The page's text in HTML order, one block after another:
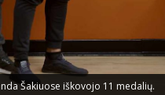
Šakiuose iškovojo 11 medalių.